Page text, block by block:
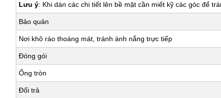
Lưu ý: Khi dán các chi tiết lên bề mặt cần miết kỹ các góc để
Bảo quản
Nơi khô ráo thoáng mát, tránh ánh nắng trực tiếp
Đóng gói
Ống tròn
Đổi trả